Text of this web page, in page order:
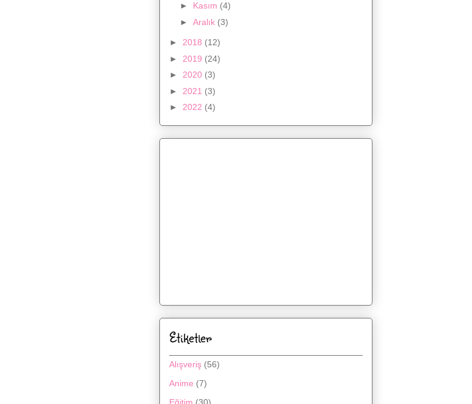
► Kasım (4)
► Aralık (3)
► 2018 (12)
► 2019 (24)
► 2020 (3)
► 2021 (3)
► 2022 (4)
Etiketler
Alışveriş (56)
Anime (7)
Eğitim (30)